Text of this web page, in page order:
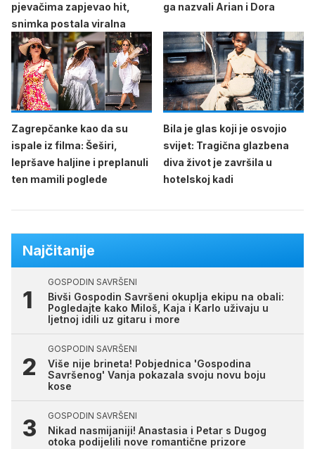
pjevačima zapjevao hit,
snimka postala viralna
ga nazvali Arian i Dora
Zagrepčanke kao da su
ispale iz filma: Šeširi,
lepršave haljine i preplanuli
ten mamili poglede
Bila je glas koji je osvojio
svijet: Tragična glazbena
diva život je završila u
hotelskoj kadi
Najčitanije
GOSPODIN SAVRŠENI
Bivši Gospodin Savršeni okuplja ekipu na obali:
Pogledajte kako Miloš, Kaja i Karlo uživaju u
ljetnoj idili uz gitaru i more
GOSPODIN SAVRŠENI
Više nije brineta! Pobjednica 'Gospodina
Savršenog' Vanja pokazala svoju novu boju
kose
GOSPODIN SAVRŠENI
Nikad nasmijaniji! Anastasia i Petar s Dugog
otoka podijelili nove romantične prizore